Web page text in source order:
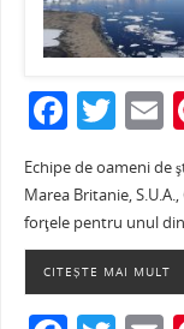
F
a
c
e
b
o
T
itt
er
E
l
Echipe de oameni de
Marea Britanie,
forţele pentru unul
CITEȘTE MAI MULT